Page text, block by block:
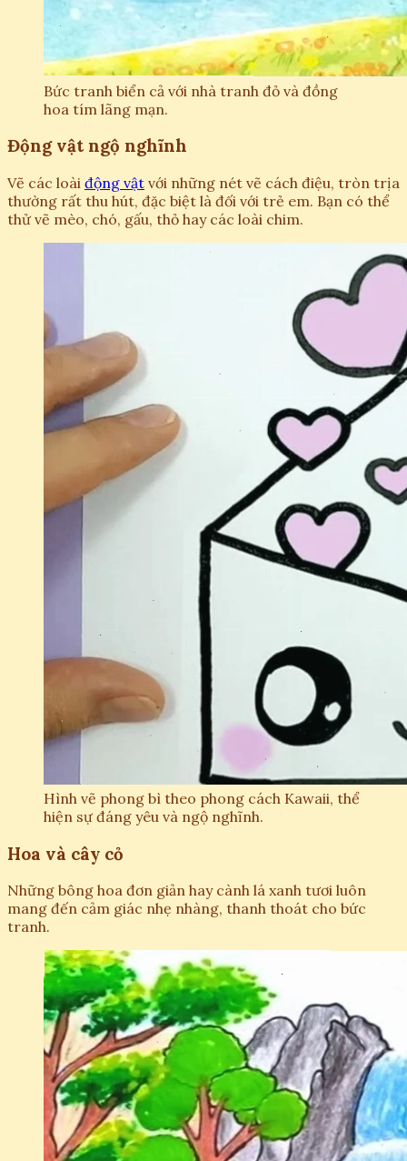
Bức tranh biển cả với nhà tranh đỏ và đồng
hoa tím lãng mạn.
Động vật ngộ nghĩnh
Vẽ các loài động vật với những nét vẽ cách điệu, tròn trịa
thường rất thu hút, đặc biệt là đối với trẻ em. Bạn có thể
thử vẽ mèo, chó, gấu, thỏ hay các loài chim.
Hình vẽ phong bì theo phong cách Kawaii, thể
hiện sự đáng yêu và ngộ nghĩnh.
Hoa và cây cỏ
Những bông hoa đơn giản hay cành lá xanh tươi luôn
mang đến cảm giác nhẹ nhàng, thanh thoát cho bức
tranh.